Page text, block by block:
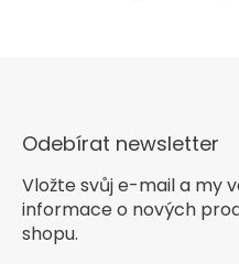
Odebírat newsletter
Vložte svůj e-mail a my
informace o nových
shopu.